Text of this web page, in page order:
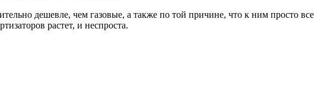
дешевле, чем газовые, а также по той причине, что к ним просто все
растет, и неспроста.